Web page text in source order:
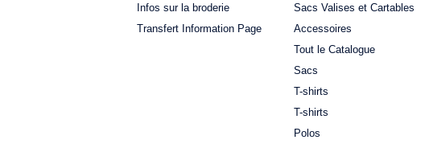
Infos sur la broderie
Transfert Information Page
Sacs Valises et Cartables
Accessoires
Tout le Catalogue
Sacs
T-shirts
T-shirts
Polos